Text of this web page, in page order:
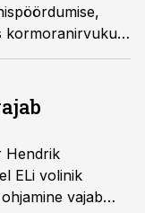
kormoranirvukust
päästma.
Hendrik
ELi volinik
vajab